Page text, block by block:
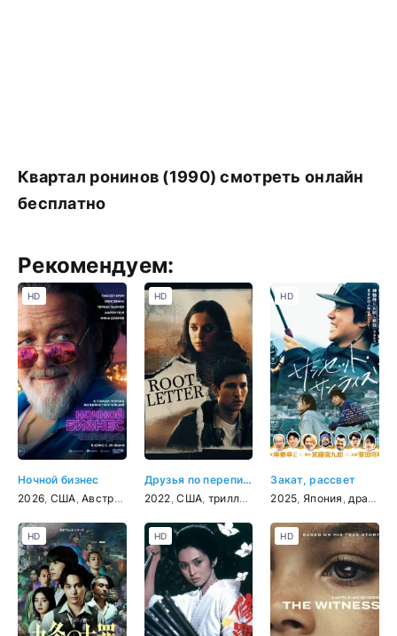
Квартал ронинов (1990) смотреть онлайн
бесплатно
Рекомендуем:
Ночной бизнес
2026 США ,Австралия ,боевик,триллер,комедия
HD
Друзья по переписке
2022 ,США триллер драма, детектив
HD
Закат, рассвет
2025 Япония драма
HD
HD HD HD